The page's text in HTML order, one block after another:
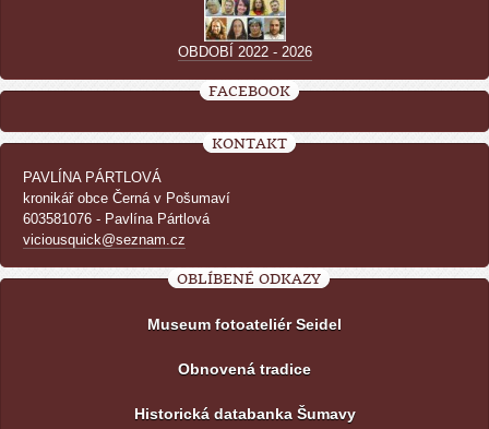
OBDOBÍ 2022 - 2026
FACEBOOK
KONTAKT
PAVLÍNA PÁRTLOVÁ
kronikář obce Černá v Pošumaví
603581076 - Pavlína Pártlová
viciousquick@seznam.cz
OBLÍBENÉ ODKAZY
Museum fotoateliér Seidel
Obnovená tradice
Historická databanka Šumavy